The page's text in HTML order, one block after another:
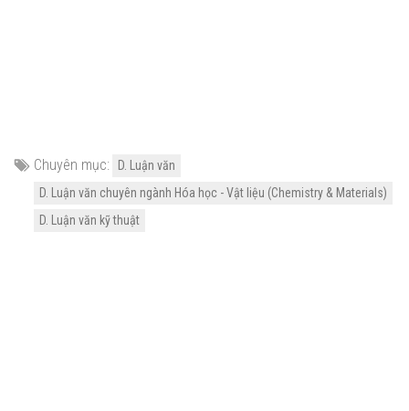
Chuyên mục:
D. Luận văn
D. Luận văn chuyên ngành Hóa học - Vật liệu (Chemistry & Materials)
D. Luận văn kỹ thuật